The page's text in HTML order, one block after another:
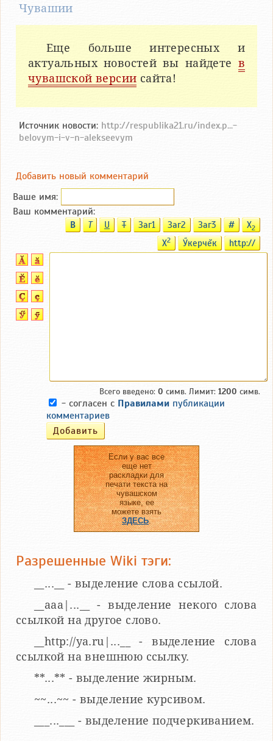
Чувашии
Еще больше интересных и
актуальных новостей вы найдете в
чувашской версии сайта!
Источник новости: http://respublika21.ru/index.p...-
belovym-i-v-n-alekseevym
Добавить новый комментарий
Ваше имя:
Ваш комментарий:
B T U T Заг1 Заг2 Заг3 # X2
X2 Ӳкерчĕк http://
Всего введено: 0 симв. Лимит: 1200 симв.
- согласен с Правилами публикации
комментариев
Если у вас все
еще нет
раскладки для
печати текста на
чувашском
языке, ее
можете взять
ЗДЕСЬ.
Разрешенные Wiki тэги:
__...__ - выделение слова ссылой.
__aaa|...__ - выделение некого слова
ссылкой на другое слово.
__http://ya.ru|...__ - выделение слова
ссылкой на внешнюю ссылку.
**...** - выделение жирным.
~~...~~ - выделение курсивом.
___...___ - выделение подчеркиванием.